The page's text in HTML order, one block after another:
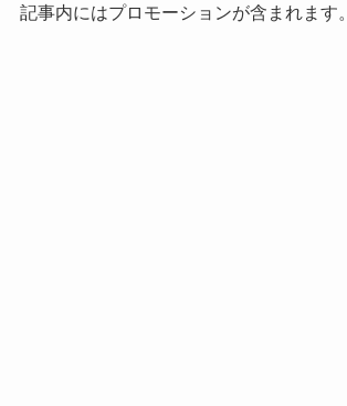
記事内にはプロモーションが含まれます。